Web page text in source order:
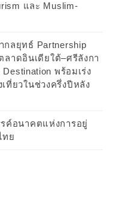
และ Muslim-
ลยุทธ์ Partnership
ลาดอินเดียใต้–ศรีลังกา
พร้อมเร่ง
ที่ยวในช่วงครึ่งปีหลัง
ค์อนาคตแห่งการอยู่
ทย